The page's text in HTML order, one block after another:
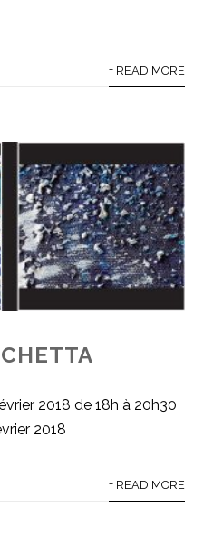
+ READ MORE
2018 de 18h à 20h30
2018
+ READ MORE